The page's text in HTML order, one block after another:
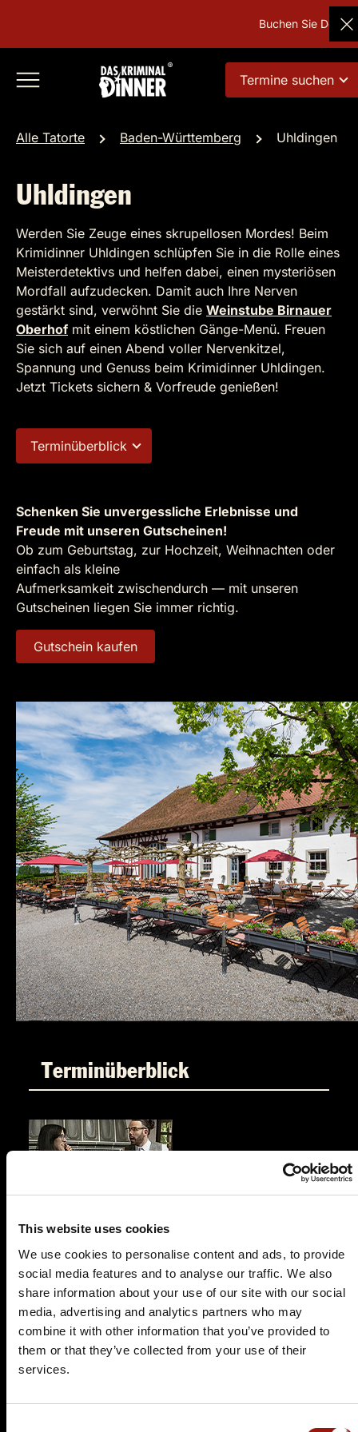
This website uses cookies
We use cookies to personalise content and ads, to provide
social media features and to analyse our traffic. We also
share information about your use of our site with our social
media, advertising and analytics partners who may
combine it with other information that you’ve provided to
them or that they’ve collected from your use of their
services.
Buchen Sie
Termine suchen
Alle Tatorte Baden-Württemberg Uhldingen
Uhldingen
Werden Sie Zeuge eines skrupellosen Mordes! Beim
Krimidinner Uhldingen schlüpfen Sie in die Rolle eines
Meisterdetektivs und helfen dabei, einen mysteriösen
Mordfall aufzudecken. Damit auch Ihre Nerven
gestärkt sind, verwöhnt Sie die Weinstube Birnauer
Oberhofmit einem köstlichen Gänge-Menü. Freuen
Sie sich auf einen Abend voller Nervenkitzel,
Spannung und Genuss beim Krimidinner Uhldingen.
Jetzt Tickets sichern & Vorfreude genießen!
Terminüberblick
Schenken Sie unvergessliche Erlebnisse und
Freude mit unseren Gutscheinen!
Ob zum Geburtstag, zur Hochzeit, Weihnachten oder
einfach als kleine
Aufmerksamkeit zwischendurch — mit unseren
Gutscheinen liegen Sie immer richtig.
Gutschein kaufen
Terminüberblick
FR.
16.10.2026 19:00 Uhr
Testament à la Carte
Weinstube Birnauer Oberhof
Oberhof 1
88690 Uhldingen
Auf der Karte anzeigen